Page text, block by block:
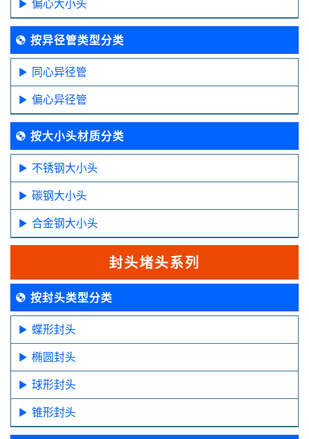
按异径管类型分类
同心异径管
偏心异径管
按大小头材质分类
不锈钢大小头
碳钢大小头
合金钢大小头
封头堵头系列
按封头类型分类
蝶形封头
椭圆封头
球形封头
锥形封头